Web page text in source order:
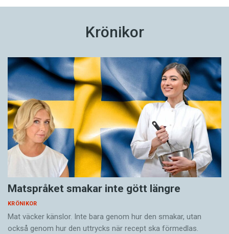
Krönikor
Matspråket smakar inte gött längre
KRÖNIKOR
Mat väcker känslor. Inte bara genom hur den smakar, utan
också genom hur den uttrycks när recept ska förmedlas.